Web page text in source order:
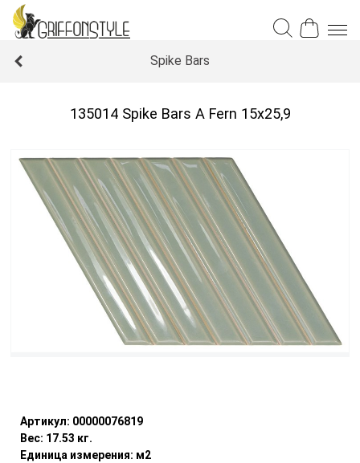
Spike Bars
135014 Spike Bars A Fern 15x25,9
Артикул: 00000076819
Вес: 17.53 кг.
Единица измерения: м2